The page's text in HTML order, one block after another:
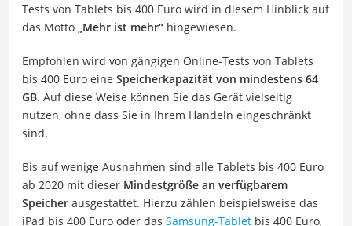
Tests von Tablets bis 400 Euro wird in diesem Hinblick auf
das Motto „Mehr ist mehr“ hingewiesen.
Empfohlen wird von gängigen Online-Tests von Tablets
bis 400 Euro eine Speicherkapazität von mindestens 64
GB. Auf diese Weise können Sie das Gerät vielseitig
nutzen, ohne dass Sie in Ihrem Handeln eingeschränkt
sind.
Bis auf wenige Ausnahmen sind alle Tablets bis 400 Euro
ab 2020 mit dieser Mindestgröße an verfügbarem
Speicher ausgestattet. Hierzu zählen beispielsweise das
iPad bis 400 Euro oder das Samsung-Tablet bis 400 Euro,